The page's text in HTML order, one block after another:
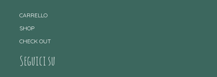
CARRELLO
SHOP
CHECK OUT
Seguici su